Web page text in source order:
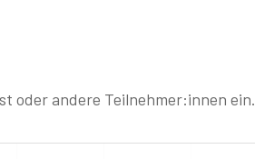
oder andere Teilnehmer:innen ein.